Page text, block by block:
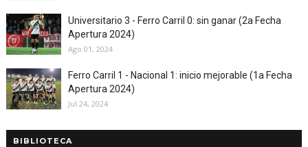
Universitario 3 - Ferro Carril 0: sin ganar (2a Fecha
Apertura 2024)
Ago 01, 2024
Ferro Carril 1 - Nacional 1: inicio mejorable (1a Fecha
Apertura 2024)
Jul 24, 2024
BIBLIOTECA